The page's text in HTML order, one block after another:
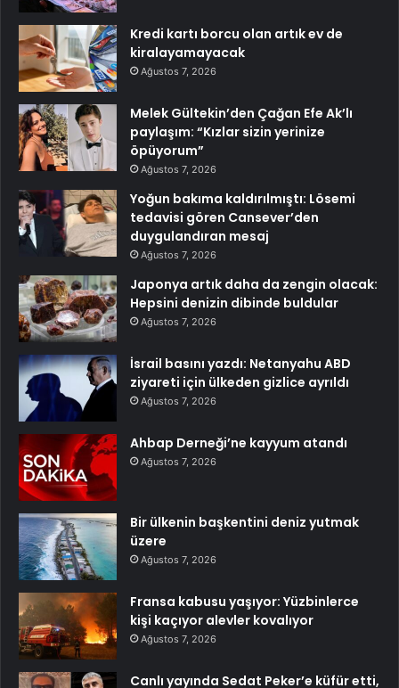
Kredi kartı borcu olan artık ev de
kiralayamayacak
Ağustos 7, 2026
Melek Gültekin’den Çağan Efe Ak’lı
paylaşım: “Kızlar sizin yerinize
öpüyorum”
Ağustos 7, 2026
Yoğun bakıma kaldırılmıştı: Lösemi
tedavisi gören Cansever’den
duygulandıran mesaj
Ağustos 7, 2026
Japonya artık daha da zengin olacak:
Hepsini denizin dibinde buldular
Ağustos 7, 2026
İsrail basını yazdı: Netanyahu ABD
ziyareti için ülkeden gizlice ayrıldı
Ağustos 7, 2026
Ahbap Derneği’ne kayyum atandı
Ağustos 7, 2026
Bir ülkenin başkentini deniz yutmak
üzere
Ağustos 7, 2026
Fransa kabusu yaşıyor: Yüzbinlerce
kişi kaçıyor alevler kovalıyor
Ağustos 7, 2026
Canlı yayında Sedat Peker’e küfür etti,